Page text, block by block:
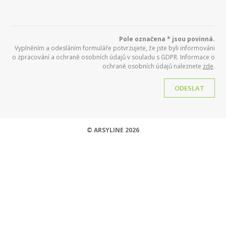
Pole označena * jsou povinná.
Vyplněním a odesláním formuláře potvrzujete, že jste byli informováni
o zpracování a ochraně osobních údajů v souladu s GDPR. Informace o
ochraně osobních údajů naleznete zde.
ODESLAT
© ARSYLINE 2026